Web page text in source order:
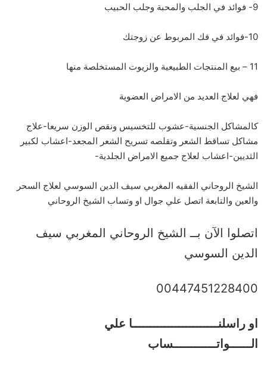
9- فوائد في الجلب والمحبة وجلب الحبيب
10-فوائد في فك المربوط عن زوجتك
11 – بيع المنتجات الطبيعية والزيوت المستخلصة منها
فهي لعلاج العديد من الامراض العضوية
كالمشاكل الجنسية-عشوب للتخسيس ونقص الوزن سريعا-علاج
مشاكل تساقط الشعر وتقلصه تسريح الشعر المجعد-اعشاب لكبير
الثديين-اعشاب لعلاج جميع الامراض الجلدية-
الشيخ الروحاني الفقيه المغربي سيف الدين السوسي لعلاج السحر
والعين والتابعة اتصل علي جوال او وتساب الشيخ الروحاني
اتصلوا الآن بــ الشيخ الروحاني المغربي سيف
الدين السوسي
00447451228400
او راسلنــــــــــــــــــــــــا علي
الــــــواتــــــــــــساب